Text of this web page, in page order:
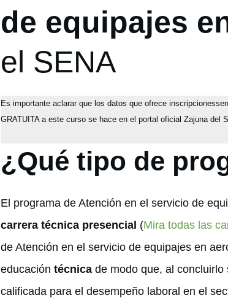
de equipajes
el SENA
Es importante aclarar que los datos que ofrece
GRATUITA a este curso se hace en el portal oficial Zajuna del
¿Qué tipo de
El programa de Atención en el servicio de
carrera técnica presencial (Mira todas las
de Atención en el servicio de equipajes en
educacióntécnica de modo que, al
calificada para el desempeño laboral en el